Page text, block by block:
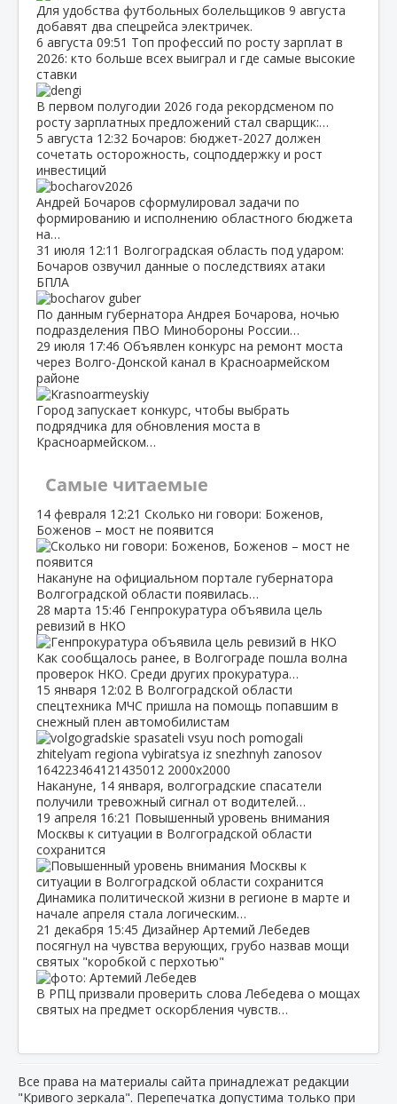
Для удобства футбольных болельщиков 9 августа
добавят два спецрейса электричек.
6 августа 09:51 Топ профессий по росту зарплат в
2026: кто больше всех выиграл и где самые высокие
ставки
В первом полугодии 2026 года рекордсменом по
росту зарплатных предложений стал сварщик:…
5 августа 12:32 Бочаров: бюджет‑2027 должен
сочетать осторожность, соцподдержку и рост
инвестиций
Андрей Бочаров сформулировал задачи по
формированию и исполнению областного бюджета
на…
31 июля 12:11 Волгоградская область под ударом:
Бочаров озвучил данные о последствиях атаки
БПЛА
По данным губернатора Андрея Бочарова, ночью
подразделения ПВО Минобороны России…
29 июля 17:46 Объявлен конкурс на ремонт моста
через Волго‑Донской канал в Красноармейском
районе
Город запускает конкурс, чтобы выбрать
подрядчика для обновления моста в
Красноармейском…
Самые читаемые
14 февраля 12:21 Сколько ни говори: Боженов,
Боженов – мост не появится
Накануне на официальном портале губернатора
Волгоградской области появилась…
28 марта 15:46 Генпрокуратура объявила цель
ревизий в НКО
Как сообщалось ранее, в Волгограде пошла волна
проверок НКО. Среди других прокуратура…
15 января 12:02 В Волгоградской области
спецтехника МЧС пришла на помощь попавшим в
снежный плен автомобилистам
Накануне, 14 января, волгоградские спасатели
получили тревожный сигнал от водителей…
19 апреля 16:21 Повышенный уровень внимания
Москвы к ситуации в Волгоградской области
сохранится
Динамика политической жизни в регионе в марте и
начале апреля стала логическим…
21 декабря 15:45 Дизайнер Артемий Лебедев
посягнул на чувства верующих, грубо назвав мощи
святых "коробкой с перхотью"
В РПЦ призвали проверить слова Лебедева о мощах
святых на предмет оскорбления чувств…
Все права на материалы сайта принадлежат редакции
"Кривого зеркала". Перепечатка допустима только при